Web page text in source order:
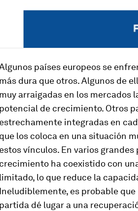
países europeos se
más dura que otros. Algunos de
muy arraigadas en los mercados
potencial de crecimiento. Otros
estrechamente integradas en
que los coloca en una situación
estos vínculos. En varios
crecimiento ha coexistido con
limitado, lo que reduce la
Ineludiblemente, es probable
partida dé lugar a una